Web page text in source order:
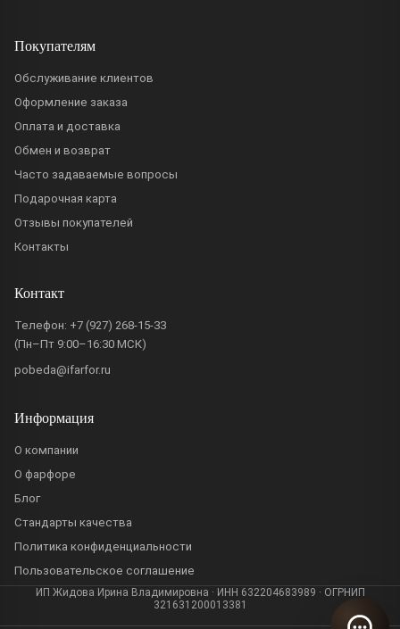
Покупателям
Обслуживание клиентов
Оформление заказа
Оплата и доставка
Обмен и возврат
Часто задаваемые вопросы
Подарочная карта
Отзывы покупателей
Контакты
Контакт
Телефон: +7 (927) 268-15-33
(Пн–Пт 9:00–16:30 МСК)
pobeda@ifarfor.ru
Информация
О компании
О фарфоре
Блог
Стандарты качества
Политика конфиденциальности
Пользовательское соглашение
ИП Жидова Ирина Владимировна · ИНН 632204683989 · ОГРНИП
321631200013381